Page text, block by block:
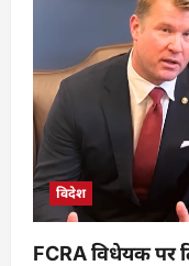
विदेश
FCRA विधेयक पर